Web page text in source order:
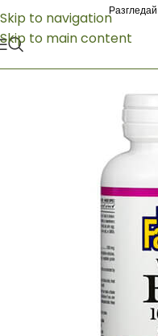
Skip to navigation
Skip to main content